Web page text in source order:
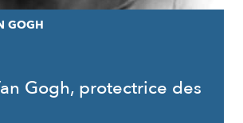
GOGH
Gogh, protectrice des